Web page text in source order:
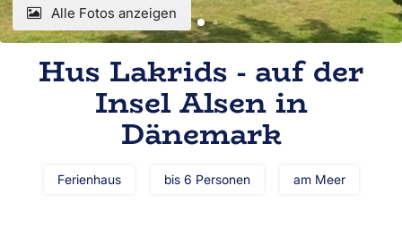
Alle Fotos anzeigen
Hus Lakrids - auf der
Insel Alsen in
Dänemark
Ferienhaus bis 6 Personen am Meer